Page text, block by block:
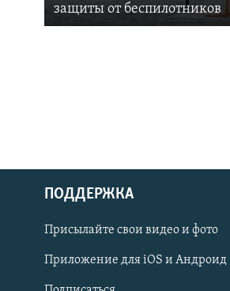
Українською
Qırımtatar
защиты от беспилотников
ПОДДЕРЖКА
Присылайте свои видео и фото
Приложение для iOS и Андроид